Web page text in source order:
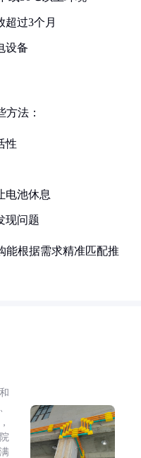
超过3个月
设备
法：
性
电池休息
现问题
能根据需求精准匹配推